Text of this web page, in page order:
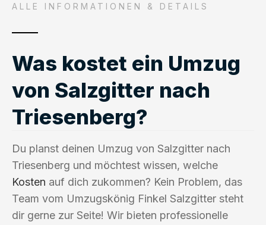
ALLE INFORMATIONEN & DETAILS
Was kostet ein Umzug
von Salzgitter nach
Triesenberg?
Du planst deinen Umzug von Salzgitter nach
Triesenberg und möchtest wissen, welche
Kosten auf dich zukommen? Kein Problem, das
Team vom Umzugskönig Finkel Salzgitter steht
dir gerne zur Seite! Wir bieten professionelle